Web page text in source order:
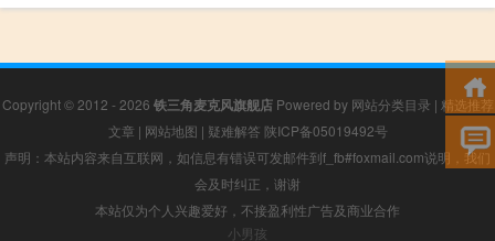
Copyright © 2012 - 2026 铁三角麦克风旗舰店Powered by 网站分类目录 | 精选推荐
文章 | 网站地图 | 疑难解答 陕ICP备05019492号
声明：本站内容来自互联网，如信息有错误可发邮件到f_fb#foxmail.com说明，我们
会及时纠正，谢谢
本站仅为个人兴趣爱好，不接盈利性广告及商业合作
小男孩